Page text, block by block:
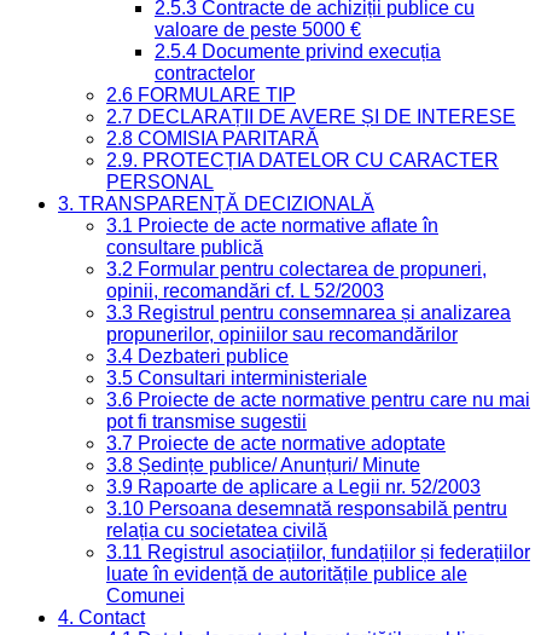
2.5.3 Contracte de achiziții publice cu
valoare de peste 5000 €
2.5.4 Documente privind execuția
contractelor
2.6 FORMULARE TIP
2.7 DECLARAȚII DE AVERE ȘI DE INTERESE
2.8 COMISIA PARITARĂ
2.9. PROTECȚIA DATELOR CU CARACTER
PERSONAL
3. TRANSPARENȚĂ DECIZIONALĂ
3.1 Proiecte de acte normative aflate în
consultare publică
3.2 Formular pentru colectarea de propuneri,
opinii, recomandări cf. L 52/2003
3.3 Registrul pentru consemnarea și analizarea
propunerilor, opiniilor sau recomandărilor
3.4 Dezbateri publice
3.5 Consultari interministeriale
3.6 Proiecte de acte normative pentru care nu mai
pot fi transmise sugestii
3.7 Proiecte de acte normative adoptate
3.8 Ședințe publice/ Anunțuri/ Minute
3.9 Rapoarte de aplicare a Legii nr. 52/2003
3.10 Persoana desemnată responsabilă pentru
relația cu societatea civilă
3.11 Registrul asociațiilor, fundațiilor și federațiilor
luate în evidență de autoritățile publice ale
Comunei
4. Contact